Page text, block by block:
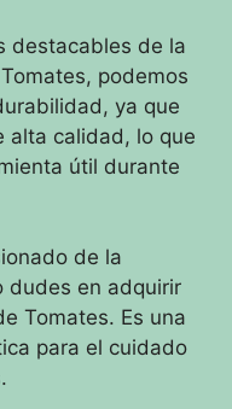
destacables de la
podemos
ya que
alta calidad, lo que
útil durante
de la
dudes en adquirir
Tomates. Es una
para el cuidado